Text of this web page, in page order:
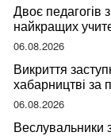
Двоє
найкращих
06.08.2026
Викриття
хабарництві за
06.08.2026
Веслувальники